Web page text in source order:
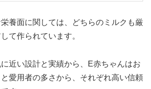
養面に関しては、どちらのミルクも厳
て作られています。
近い設計と実績から、E赤ちゃんはお
愛用者の多さから、それぞれ高い信頼